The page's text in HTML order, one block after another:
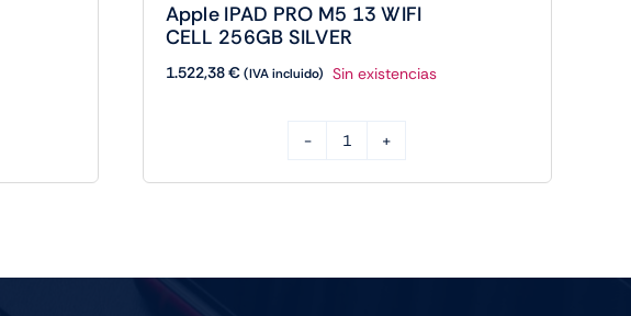
Apple IPAD PRO M5 13 WIFI
CELL 256GB SILVER
1.522,38€ (IVA incluido) Sin existencias
IPAD